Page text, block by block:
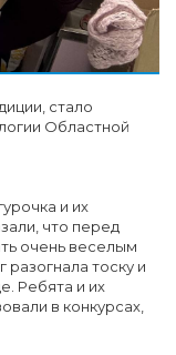
стало
Областной
и их
что перед
очень веселым
тоску и
Ребята и их
в конкурсах,